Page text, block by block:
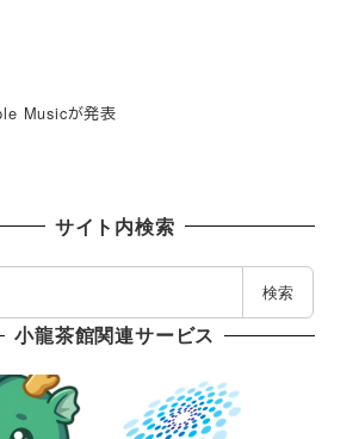
Musicが発表
サイト内検索
検索
小龍茶館関連サービス